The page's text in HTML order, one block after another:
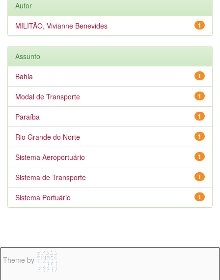
Autor
1
MILITÃO, Vivianne Benevides
Assunto
1
Bahia
1
Modal de Transporte
1
Paraíba
1
Rio Grande do Norte
1
Sistema Aeroportuário
1
Sistema de Transporte
1
Sistema Portuário
Theme by